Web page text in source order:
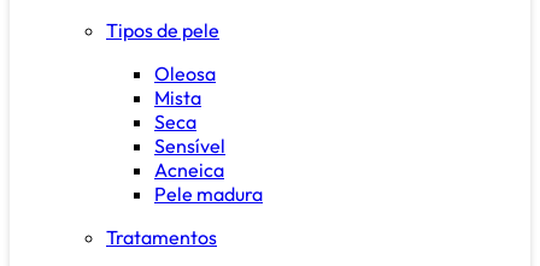
Tipos de pele
Oleosa
Mista
Seca
Sensível
Acneica
Pele madura
Tratamentos